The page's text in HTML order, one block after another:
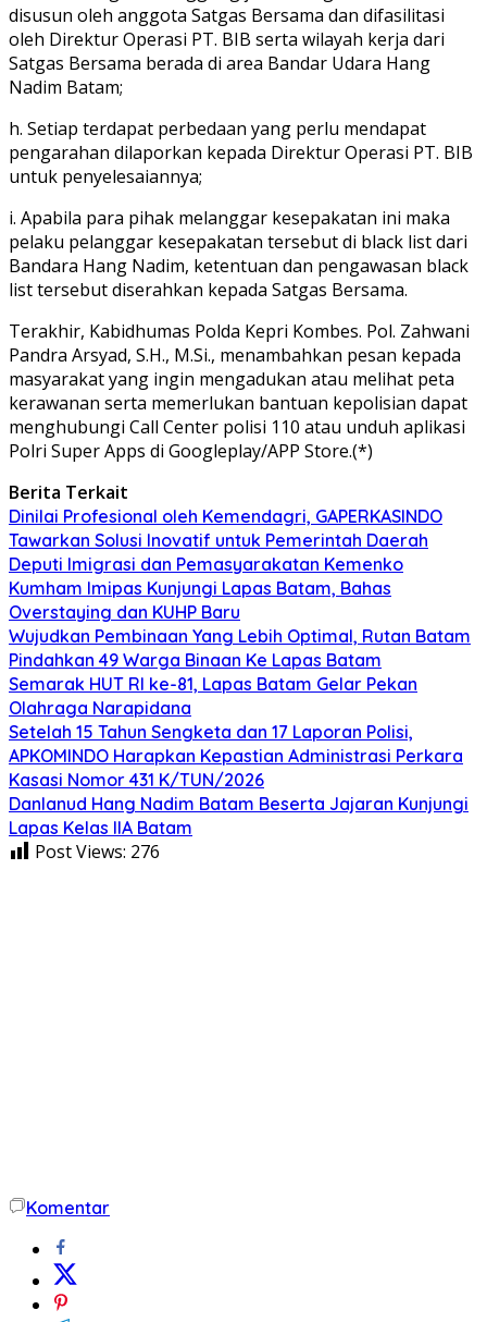
disusun oleh anggota Satgas Bersama dan difasilitasi
oleh Direktur Operasi PT. BIB serta wilayah kerja dari
Satgas Bersama berada di area Bandar Udara Hang
Nadim Batam;
h. Setiap terdapat perbedaan yang perlu mendapat
pengarahan dilaporkan kepada Direktur Operasi PT. BIB
untuk penyelesaiannya;
i. Apabila para pihak melanggar kesepakatan ini maka
pelaku pelanggar kesepakatan tersebut di black list dari
Bandara Hang Nadim, ketentuan dan pengawasan black
list tersebut diserahkan kepada Satgas Bersama.
Terakhir, Kabidhumas Polda Kepri Kombes. Pol. Zahwani
Pandra Arsyad, S.H., M.Si., menambahkan pesan kepada
masyarakat yang ingin mengadukan atau melihat peta
kerawanan serta memerlukan bantuan kepolisian dapat
menghubungi Call Center polisi 110 atau unduh aplikasi
Polri Super Apps di Googleplay/APP Store.(*)
Berita Terkait
Dinilai Profesional oleh Kemendagri, GAPERKASINDO
Tawarkan Solusi Inovatif untuk Pemerintah Daerah
Deputi Imigrasi dan Pemasyarakatan Kemenko
Kumham Imipas Kunjungi Lapas Batam, Bahas
Overstaying dan KUHP Baru
Wujudkan Pembinaan Yang Lebih Optimal, Rutan Batam
Pindahkan 49 Warga Binaan Ke Lapas Batam
Semarak HUT RI ke-81, Lapas Batam Gelar Pekan
Olahraga Narapidana
Setelah 15 Tahun Sengketa dan 17 Laporan Polisi,
APKOMINDO Harapkan Kepastian Administrasi Perkara
Kasasi Nomor 431 K/TUN/2026
Danlanud Hang Nadim Batam Beserta Jajaran Kunjungi
Lapas Kelas IIA Batam
Post Views: 276
Komentar